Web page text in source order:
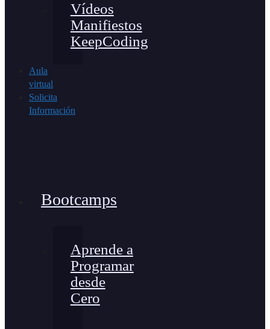
Vídeos
Manifiestos
KeepCoding
Aula
virtual
Solicita
Información
Bootcamps
Aprende a
Programar
desde
Cero